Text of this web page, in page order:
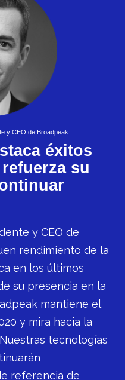
y CEO de Broadpeak
éxitos
su
y CEO de
rendimiento de la
en los últimos
su presencia en la
mantiene el
y mira hacia la
tecnologías
referencia de